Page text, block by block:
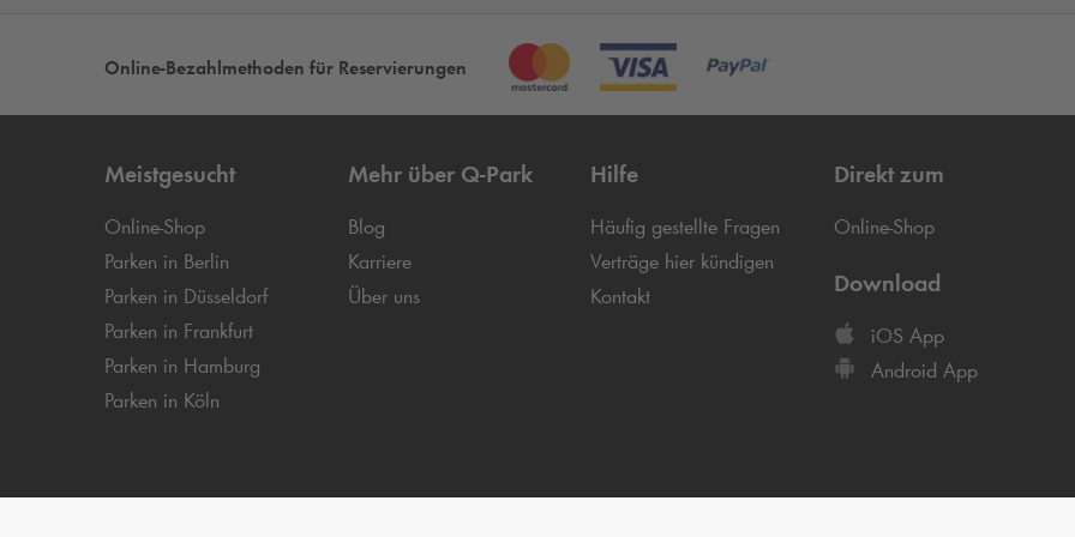
Online-Bezahlmethoden für Reservierungen
Meistgesucht
Online-Shop
Parken in Berlin
Parken in Düsseldorf
Parken in Frankfurt
Parken in Hamburg
Parken in Köln
Mehr über Q-Park
Blog
Karriere
Über uns
Hilfe
Häufig gestellte Fragen
Verträge hier kündigen
Kontakt
Direkt zum
Online-Shop
Download
iOS App
Android App